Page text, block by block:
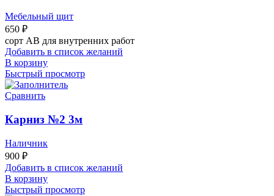
Мебельный щит
650 ₽
сорт АВ для внутренних работ
Добавить в список желаний
В корзину
Быстрый просмотр
Сравнить
Карниз №2 3м
Наличник
900 ₽
Добавить в список желаний
В корзину
Быстрый просмотр